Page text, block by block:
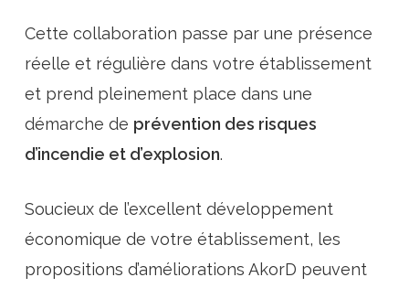
Cette collaboration passe par une présence
réelle et régulière dans votre établissement
et prend pleinement place dans une
démarche de prévention des risques
d’incendie et d’explosion.
Soucieux de l’excellent développement
économique de votre établissement, les
propositions d’améliorations AkorD peuvent